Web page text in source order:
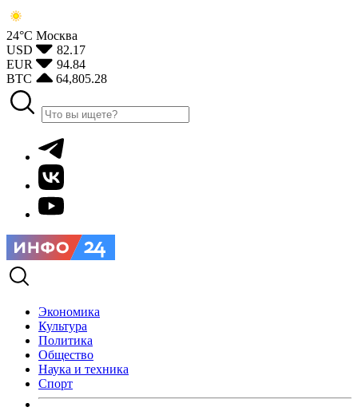
24°С Москва
USD
82.17
EUR
94.84
BTC
64,805.28
Экономика
Культура
Политика
Общество
Наука и техника
Спорт